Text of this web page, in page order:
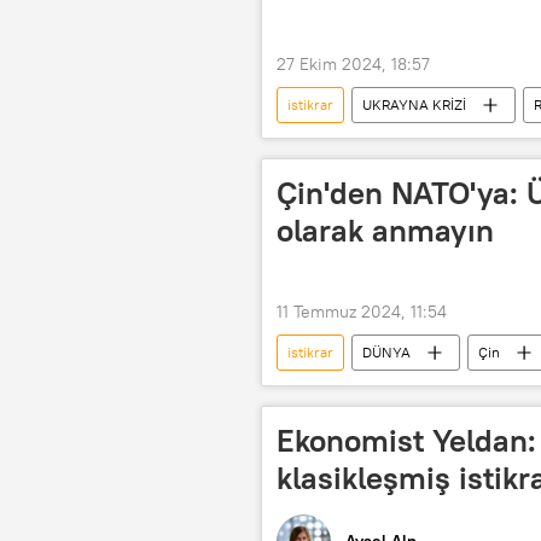
27 Ekim 2024, 18:57
istikrar UKRAYNA KRİZİ
Aleksandr Bogomaz
Sınır
Rusya Ulusal Muhafızlar Birliği
Çin'den NATO'ya:
olarak anmayın
11 Temmuz 2024, 11:54
istikrar DÜNYA Çin
Silah ihracatı
Rusya
Ekonomist
klasikleşmiş